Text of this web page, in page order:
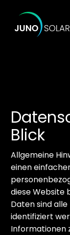
Blick
Allgemeine
einen
diese Website
Daten sind
identifiziert
Informationen